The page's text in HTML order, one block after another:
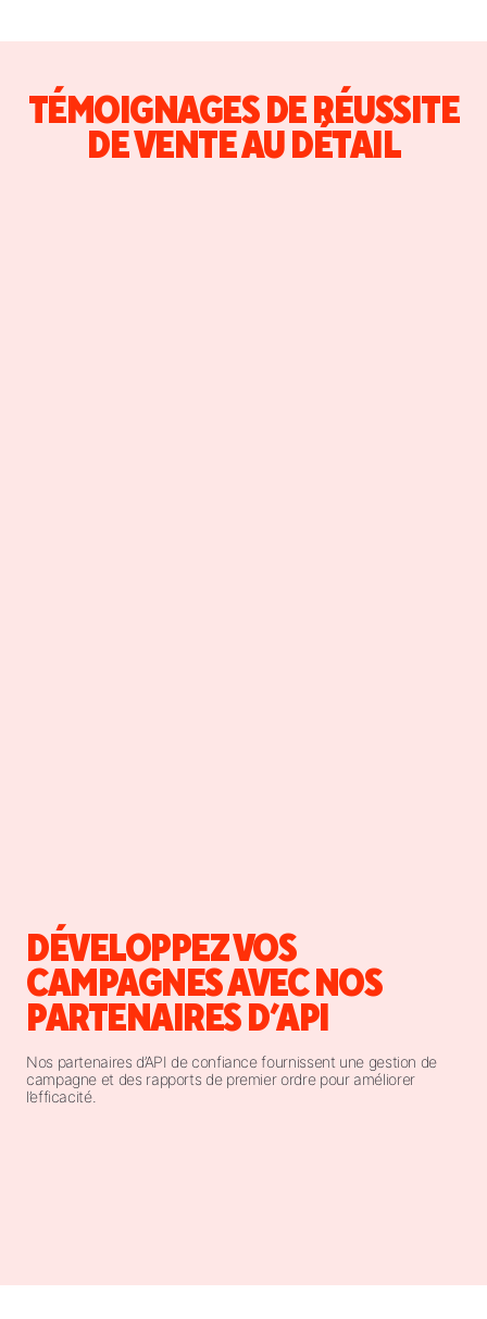
TÉMOIGNAGES DE RÉUSSITE
DE VENTE AU DÉTAIL
DÉVELOPPEZ VOS
CAMPAGNES AVEC NOS
PARTENAIRES D’API
Nos partenaires d’API de confiance fournissent une gestion de
campagne et des rapports de premier ordre pour améliorer
l’efficacité.